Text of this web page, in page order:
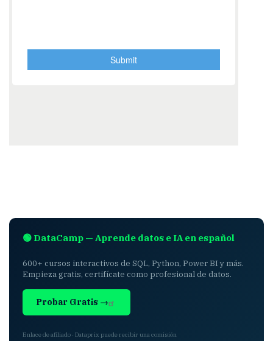
🟢 DataCamp — Aprende datos e IA en español
600+ cursos interactivos de SQL, Python, Power BI y más.
Empieza gratis, certifícate como profesional de datos.
Probar Gratis →
Enlace de afiliado · Dataprix puede recibir una comisión